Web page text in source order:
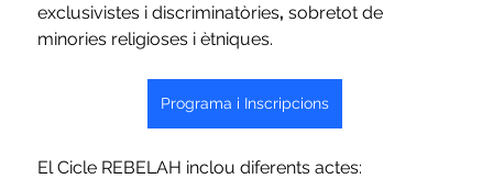
exclusivistes i discriminatòries, sobretot de
minories religioses i ètniques.
Programa i Inscripcions
El Cicle REBELAH inclou diferents actes: